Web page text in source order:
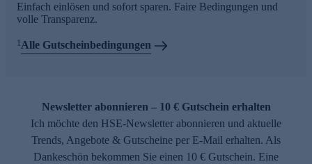
Einfach einlösen und sofort sparen. Faire Bedingungen und
volle Transparenz.
1 Alle Gutscheinbedingungen
Newsletter abonnieren – 10 € Gutschein erhalten
Ich möchte den HSE-Newsletter abonnieren und aktuelle
Trends, Angebote & Gutscheine per E-Mail erhalten. Als
Dankeschön bekommen Sie einen 10 € Gutschein. Eine